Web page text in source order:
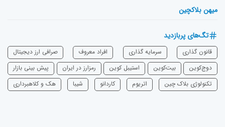
میهن بلاکچین
تگ‌های پربازدید
قانون گذاری سرمایه‌ گذاری افراد معروف
صرافی ارز دیجیتال
دوج‌کوین
بیت‌کوین استیبل کوین رمزارز در ایران
پیش بینی بازار
تکنولوژی بلاک چین
اتریوم ‌کاردانو شیبا هک و کلاهبرداری